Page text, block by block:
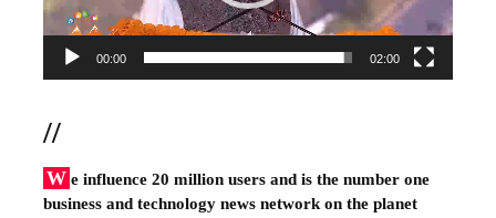
00:00 02:00
//
W e influence 20 million users and is the number one
business and technology news network on the planet